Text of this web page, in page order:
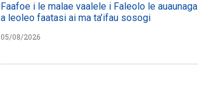
Faafoe i le malae vaalele i Faleolo le auaunaga
a leoleo faatasi ai ma ta’ifau sosogi
05/08/2026